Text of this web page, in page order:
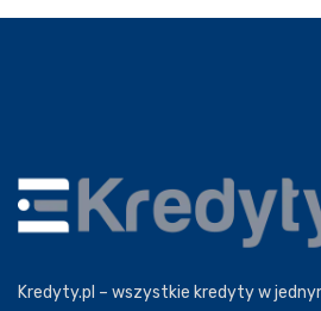
Kredyty.pl – wszystkie kredyty w